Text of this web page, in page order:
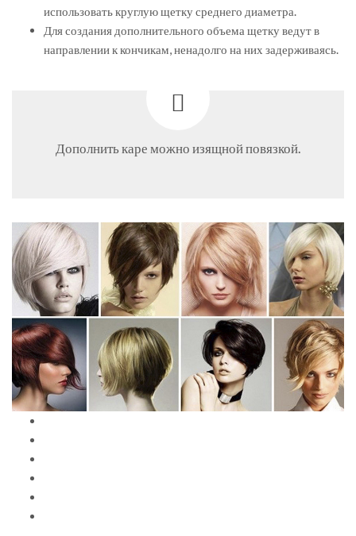
использовать круглую щетку среднего диаметра.
Для создания дополнительного объема щетку ведут в
направлении к кончикам, ненадолго на них задерживаясь.
Дополнить каре можно изящной повязкой.